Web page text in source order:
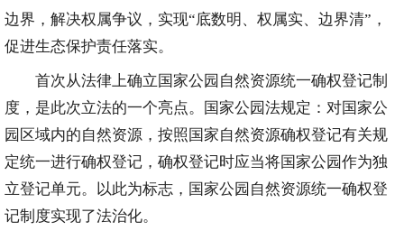
边界，解决权属争议，实现“底数明、权属实、边界清”，
促进生态保护责任落实。
首次从法律上确立国家公园自然资源统一确权登记制
度，是此次立法的一个亮点。国家公园法规定：对国家公
园区域内的自然资源，按照国家自然资源确权登记有关规
定统一进行确权登记，确权登记时应当将国家公园作为独
立登记单元。以此为标志，国家公园自然资源统一确权登
记制度实现了法治化。